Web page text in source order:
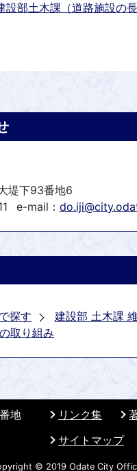
設部土木課（道路施設の
堤下93番地6
e-mail：
探す
建設部 土木課
取り組み
リンク集
サイトマップ
地
© 2019 Odate City